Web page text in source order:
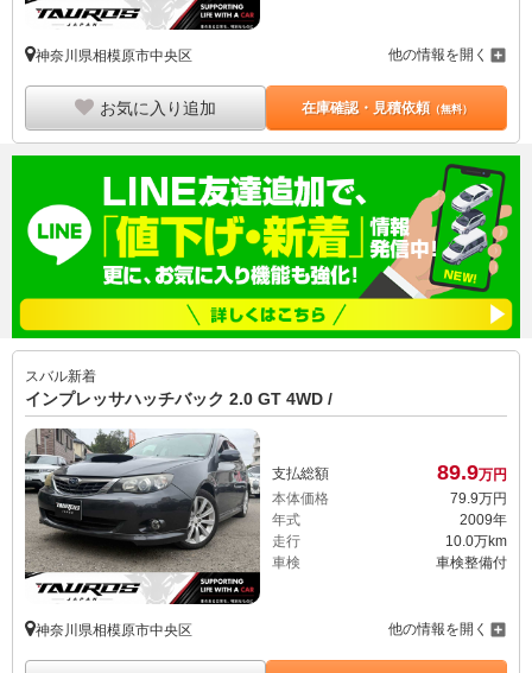
神奈川県相模原市中央区 他の情報を開く
お気に入り追加 在庫確認・見積依頼（無料）
スバル新着
インプレッサハッチバック 2.0 GT 4WD /
支払総額 89.9万円
本体価格
79. 9万円
年式
2009年
走行
10.0万km
車検
車検整備付
神奈川県相模原市中央区 他の情報を開く